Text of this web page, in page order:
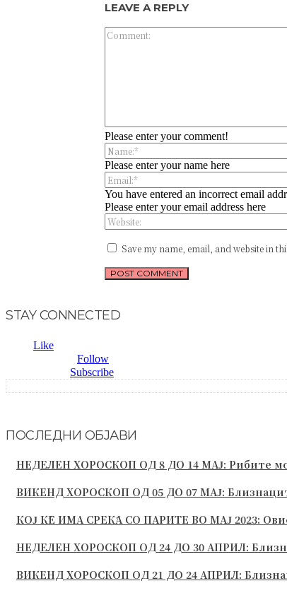
LEAVE A REPLY
Please enter your comment!
Please enter your name here
You have entered an incorrect email
Please enter your email address here
Save my name, email, and website in
STAY CONNECTED
Like
Follow
Subscribe
ПОСЛЕДНИ ОБЈАВИ
НЕДЕЛЕН ХОРОСКОП ОД 8 ДО 14 МАЈ: Рибите
ВИКЕНД ХОРОСКОП ОД 05 ДО 07 МАЈ:
КОЈ ЌЕ ИМА СРЕЌА СО ПАРИТЕ ВО МАЈ 2023:
НЕДЕЛЕН ХОРОСКОП ОД 24 ДО 30 АПРИЛ:
ВИКЕНД ХОРОСКОП ОД 21 ДО 24 АПРИЛ: